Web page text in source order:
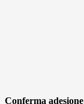
Conferma adesione